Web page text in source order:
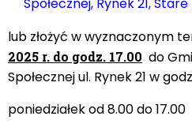
lub złożyć w wyznaczonym
2025 r. do godz. 17.00 do
Społecznej ul. Rynek 21 w
poniedziałek od 8.00 do 17.00